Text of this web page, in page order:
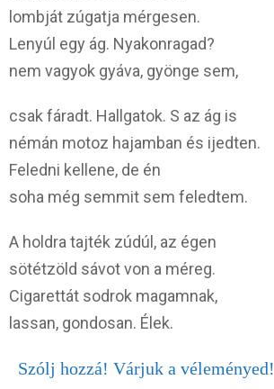
lombját zúgatja mérgesen.
Lenyúl egy ág. Nyakonragad?
nem vagyok gyáva, gyönge sem,
csak fáradt. Hallgatok. S az ág is
némán motoz hajamban és ijedten.
Feledni kellene, de én
soha még semmit sem feledtem.
A holdra tajték zúdúl, az égen
sötétzöld sávot von a méreg.
Cigarettát sodrok magamnak,
lassan, gondosan. Élek.
Szólj hozzá! Várjuk a véleményed!